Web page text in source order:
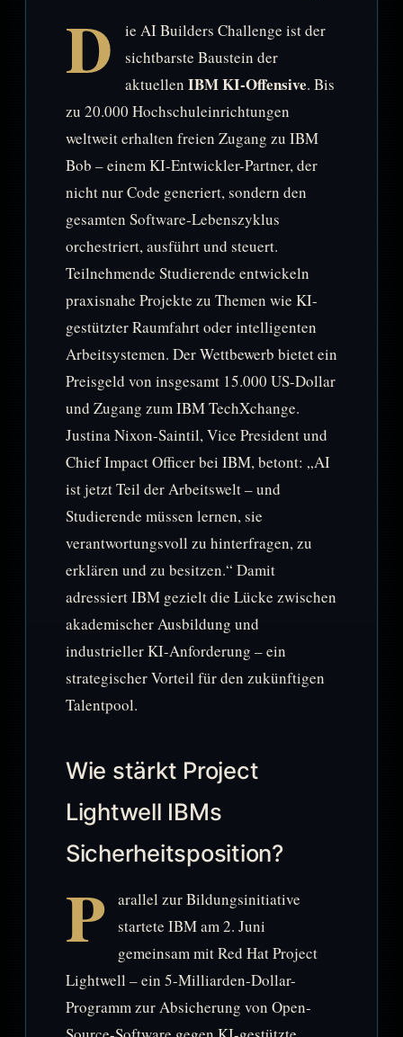
D
ie AI Builders Challenge ist der
sichtbarste Baustein der
aktuellen IBM KI-Offensive. Bis
zu 20.000 Hochschuleinrichtungen
weltweit erhalten freien Zugang zu IBM
Bob – einem KI-Entwickler-Partner, der
nicht nur Code generiert, sondern den
gesamten Software-Lebenszyklus
orchestriert, ausführt und steuert.
Teilnehmende Studierende entwickeln
praxisnahe Projekte zu Themen wie KI-
gestützter Raumfahrt oder intelligenten
Arbeitsystemen. Der Wettbewerb bietet ein
Preisgeld von insgesamt 15.000 US-Dollar
und Zugang zum IBM TechXchange.
Justina Nixon-Saintil, Vice President und
Chief Impact Officer bei IBM, betont: „AI
ist jetzt Teil der Arbeitswelt – und
Studierende müssen lernen, sie
verantwortungsvoll zu hinterfragen, zu
erklären und zu besitzen.“ Damit
adressiert IBM gezielt die Lücke zwischen
akademischer Ausbildung und
industrieller KI-Anforderung – ein
strategischer Vorteil für den zukünftigen
Talentpool.
Wie stärkt Project
Lightwell IBMs
Sicherheitsposition?
P
arallel zur Bildungsinitiative
startete IBM am 2. Juni
gemeinsam mit Red Hat Project
Lightwell – ein 5-Milliarden-Dollar-
Programm zur Absicherung von Open-